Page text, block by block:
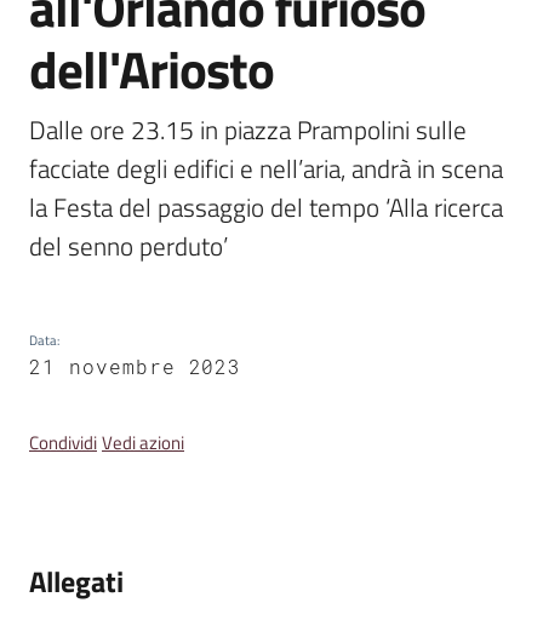
argomenti
T
u
r
i
s
m
o
E
v
t
Seguici
dell'Ariosto
Dalle ore 23.15 in piazza Prampolini sulle
facciate degli edifici e nell’aria, andrà in scena
la Festa del passaggio del tempo ‘Alla ricerca
del senno perduto’
Data:
21 novembre 2023
CondividiVedi azioni
Allegati